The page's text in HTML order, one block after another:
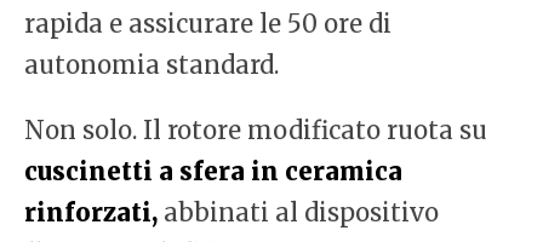
rapida e assicurare le 50 ore di
autonomia standard.
Non solo. Il rotore modificato ruota su
cuscinetti a sfera in ceramica
rinforzati, abbinati al dispositivo